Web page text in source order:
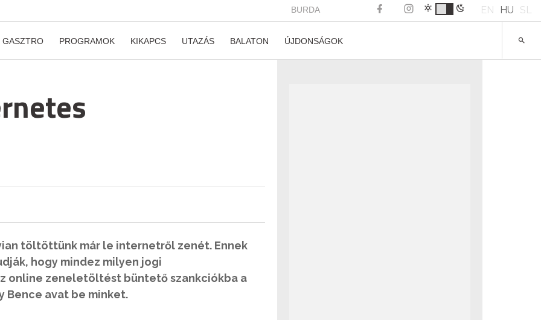
BURDA EN HU SL
GASZTRO PROGRAMOK KIKAPCS UTAZÁS BALATON ÚJDONSÁGOK
töltöttünk már le internetről zenét. Ennek
hogy mindez milyen jogi
online zeneletöltést büntető szankciókba a
Bence avat be minket.